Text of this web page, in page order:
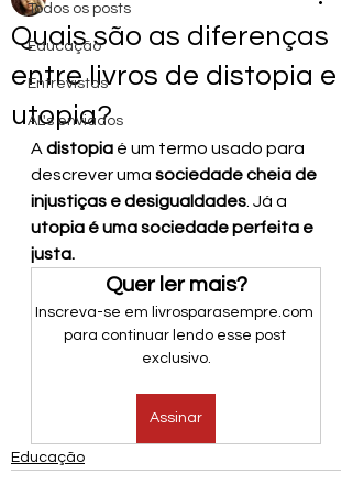
Todos os posts
Educação
Entrevistas
AL's enviados
Quais são as diferenças
entre livros de distopia e
utopia?
A distopia é um termo usado para
descrever uma sociedade cheia de
injustiças e desigualdades . Já a
utopia é uma sociedade perfeita e
justa.
Quer ler mais?
Inscreva-se em livrosparasempre.com
para continuar lendo esse post
exclusivo.
Assinar
Educação